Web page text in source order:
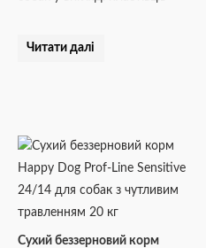
Читати далі
Сухий беззерновий корм